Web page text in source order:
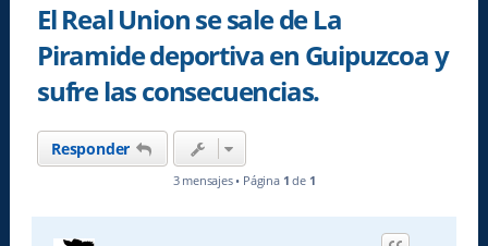
El Real Union se sale de La
Piramide deportiva en Guipuzcoa y
sufre las consecuencias.
Responder
3 mensajes • Página 1 de 1